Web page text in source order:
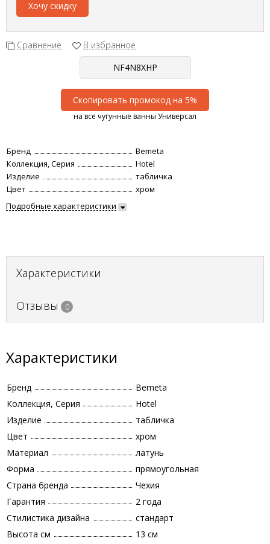
Хочу скидку
Сравнение В избранное
Скопировать промокод на 5%
на все чугунные ванны Универсал
Бренд
Bemeta
Коллекция, Серия
Hotel
Изделие
табличка
Цвет
хром
Подробные характеристики
Характеристики
Отзывы 0
Характеристики
Бренд
Bemeta
Коллекция, Серия
Hotel
Изделие
табличка
Цвет
хром
Материал
латунь
Форма
прямоугольная
Страна бренда
Чехия
Гарантия
2 года
Стилистика дизайна
стандарт
Высота см
13 см